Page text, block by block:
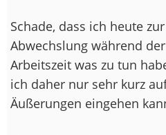
Schade, dass ich heute zur
Abwechslung während der
Arbeitszeit was zu tun
ich daher nur sehr kurz
Äußerungen eingehen